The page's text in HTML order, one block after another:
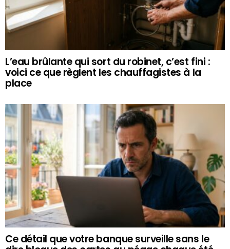
L’eau brûlante qui sort du robinet, c’est fini :
voici ce que règlent les chauffagistes à la
place
Ce détail que votre banque surveille sans le